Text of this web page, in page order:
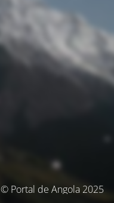
© Portal de Angola 2025